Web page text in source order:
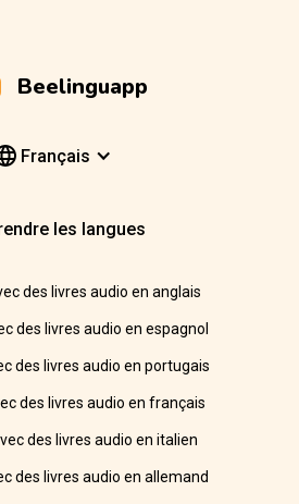
Beelinguapp
Français
les langues
des livres audio en anglais
des livres audio en espagnol
des livres audio en portugais
des livres audio en français
des livres audio en italien
des livres audio en allemand